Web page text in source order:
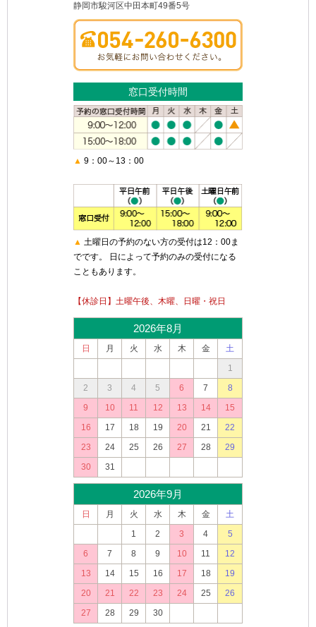
静岡市駿河区中田本町49番5号
窓口受付時間
▲ 9：00～13：00
▲ 土曜日の予約のない方の受付は12：00ま
でです。 日によって予約のみの受付になる
こともあります。
【休診日】土曜午後、木曜、日曜・祝日
2026年8月
日 月 火 水 木 金
土
1
2
3 4 5 6 7
8
9
10 11 12 13 14
15
16
17 18 19 20 21
22
23
24 25 26 27 28
29
30
31
2026年9月
日 月 火 水 木 金
土
1
2 3 4
5
6
7 8 9 10 11
12
13
14 15 16 17 18
19
20
21 22 23 24 25
26
27
28 29 30